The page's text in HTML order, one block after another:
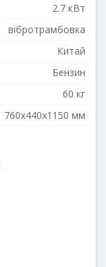
2.7 кВт
вібротрамбовка
Китай
Бензин
60 кг
760x440x1150 мм